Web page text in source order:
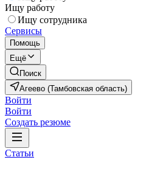
Ищу работу
Ищу сотрудника
Сервисы
Помощь
Ещё
Поиск
Агеево (Тамбовская область)
Войти
Войти
Создать резюме
Статьи